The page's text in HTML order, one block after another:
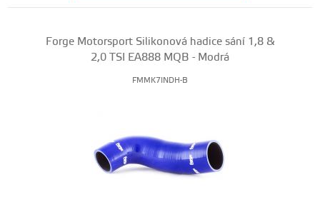
Forge Motorsport Silikonová hadice sání 1,8 &
2,0 TSI EA888 MQB - Modrá
FMMK7INDH-B